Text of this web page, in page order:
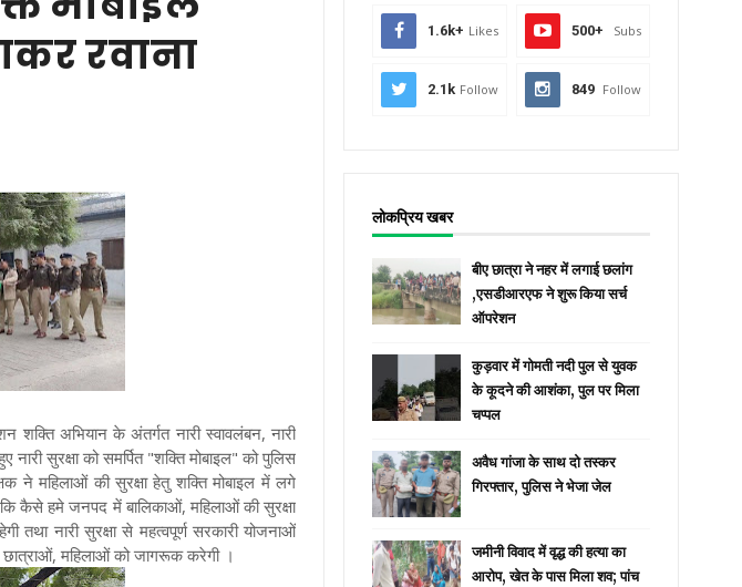
रवाना
अभियान के अंतर्गत नारी स्वावलंबन, नारी
सुरक्षा को समर्पित "शक्ति मोबाइल" को पुलिस
ने महिलाओं की सुरक्षा हेतु शक्ति मोबाइल में लगे
कि कैसे हमे जनपद में बालिकाओं, महिलाओं की सुरक्षा
तथा नारी सुरक्षा से महत्वपूर्ण सरकारी योजनाओं
महिलाओं को जागरूक करेगी ।
1.6k+ Likes 500+ Subs
2.1k Follow 849 Follow
लोकप्रिय खबर
बीए छात्रा ने नहर में लगाई छलांग
,एसडीआरएफ ने शुरू किया सर्च
ऑपरेशन
कुड़वार में गोमती नदी पुल से युवक
के कूदने की आशंका, पुल पर मिला
चप्पल
अवैध गांजा के साथ दो तस्कर
गिरफ्तार, पुलिस ने भेजा जेल
जमीनी विवाद में वृद्ध की हत्या का
आरोप, खेत के पास मिला शव; पांच